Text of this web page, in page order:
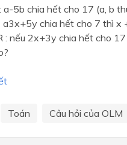
a-5b chia hết cho 17 (a, b
a3x+5y chia hết cho 7 thì x
: nếu 2x+3y chia hết cho
Toán Câu hỏi của OLM